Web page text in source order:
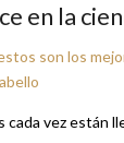
en la
son los
cada vez están